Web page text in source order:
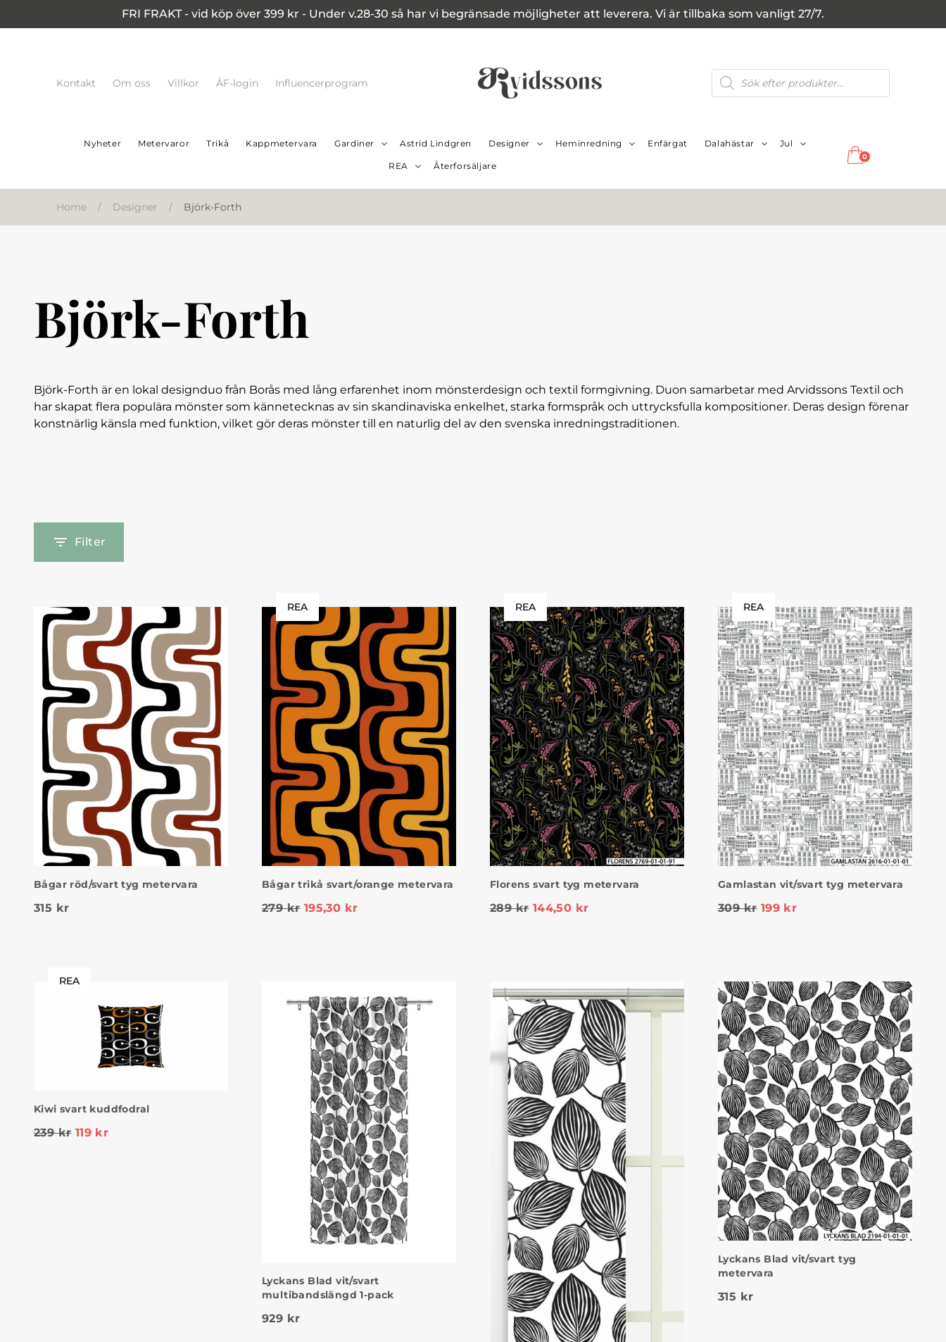
FRI FRAKT - vid köp över 399 kr - Under v.28-30 så har vi begränsade möjligheter att leverera. Vi är tillbaka som vanligt 27/7.
Kontakt Om oss Villkor ÅF-login Influencerprogram
Produktsökning
Nyheter Metervaror Trikå Kappmetervara Gardiner Astrid Lindgren Designer Heminredning Enfärgat Dalahästar Jul
REA Återforsäljare
0
Home / Designer / Björk-Forth
Björk-Forth
Björk-Forth är en lokal designduo från Borås med lång erfarenhet inom mönsterdesign och textil formgivning. Duon samarbetar med Arvidssons Textil och
har skapat flera populära mönster som kännetecknas av sin skandinaviska enkelhet, starka formspråk och uttrycksfulla kompositioner. Deras design förenar
konstnärlig känsla med funktion, vilket gör deras mönster till en naturlig del av den svenska inredningstraditionen.
Filter
Bågar röd/svart tyg metervara
315 kr
REA
Bågar trikå svart/orange metervara
279kr 195,30 kr
REA
Florens svart tyg metervara
289kr 144,50 kr
REA
Gamlastan vit/svart tyg metervara
309kr 199 kr
REA
Kiwi svart kuddfodral
239kr 119 kr
Lyckans Blad vit/svart
multibandslängd 1-pack
929 kr
Lyckans Blad vit/svart tyg
metervara
315 kr